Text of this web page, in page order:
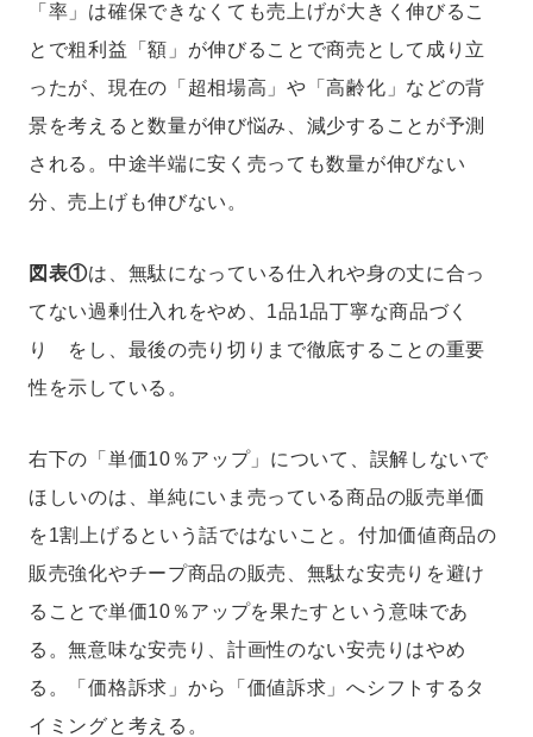
「率」は確保できなくても売上げが大きく伸びるこ
とで粗利益「額」が伸びることで商売として成り立
ったが、現在の「超相場高」や「高齢化」などの背
景を考えると数量が伸び悩み、減少することが予測
される。中途半端に安く売っても数量が伸びない
分、売上げも伸びない。
図表①は、無駄になっている仕入れや身の丈に合っ
てない過剰仕入れをやめ、1品1品丁寧な商品づく
り をし、最後の売り切りまで徹底することの重要
性を示している。
右下の「単価10％アップ」について、誤解しないで
ほしいのは、単純にいま売っている商品の販売単価
を1割上げるという話ではないこと。付加価値商品の
販売強化やチープ商品の販売、無駄な安売りを避け
ることで単価10％アップを果たすという意味であ
る。無意味な安売り、計画性のない安売りはやめ
る。「価格訴求」から「価値訴求」へシフトするタ
イミングと考える。